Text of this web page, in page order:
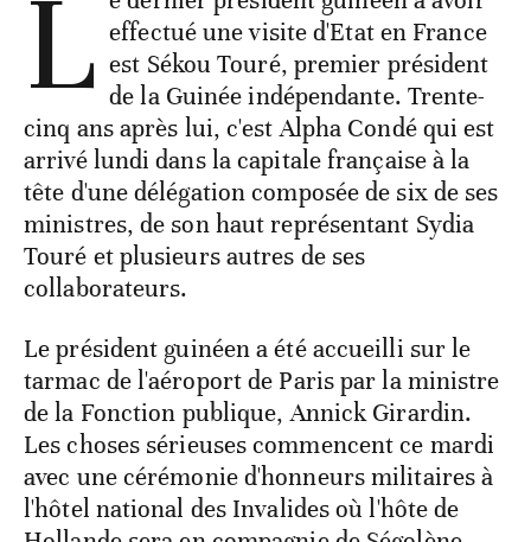
L effectué une visite d'Etat en France
est Sékou Touré, premier président
de la Guinée indépendante. Trente-
cinq ans après lui, c'est Alpha Condé qui est
arrivé lundi dans la capitale française à la
tête d'une délégation composée de six de ses
ministres, de son haut représentant Sydia
Touré et plusieurs autres de ses
collaborateurs.
Le président guinéen a été accueilli sur le
tarmac de l'aéroport de Paris par la ministre
de la Fonction publique, Annick Girardin.
Les choses sérieuses commencent ce mardi
avec une cérémonie d'honneurs militaires à
l'hôtel national des Invalides où l'hôte de